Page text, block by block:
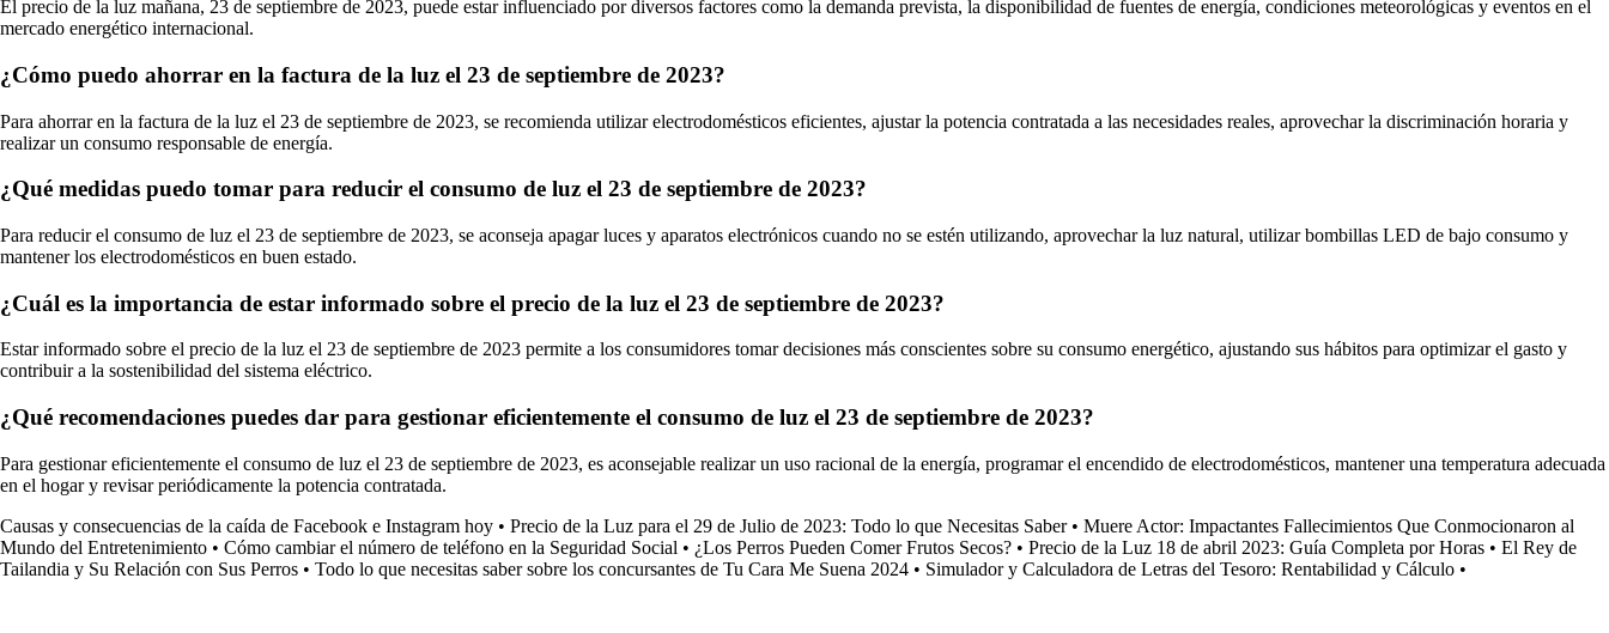
El precio de la luz mañana, 23 de septiembre de 2023, puede estar influenciado por diversos factores como la demanda prevista, la disponibilidad de fuentes de energía, condiciones meteorológicas y eventos en el
mercado energético internacional.
¿Cómo puedo ahorrar en la factura de la luz el 23 de septiembre de 2023?
Para ahorrar en la factura de la luz el 23 de septiembre de 2023, se recomienda utilizar electrodomésticos eficientes, ajustar la potencia contratada a las necesidades reales, aprovechar la discriminación horaria y
realizar un consumo responsable de energía.
¿Qué medidas puedo tomar para reducir el consumo de luz el 23 de septiembre de 2023?
Para reducir el consumo de luz el 23 de septiembre de 2023, se aconseja apagar luces y aparatos electrónicos cuando no se estén utilizando, aprovechar la luz natural, utilizar bombillas LED de bajo consumo y
mantener los electrodomésticos en buen estado.
¿Cuál es la importancia de estar informado sobre el precio de la luz el 23 de septiembre de 2023?
Estar informado sobre el precio de la luz el 23 de septiembre de 2023 permite a los consumidores tomar decisiones más conscientes sobre su consumo energético, ajustando sus hábitos para optimizar el gasto y
contribuir a la sostenibilidad del sistema eléctrico.
¿Qué recomendaciones puedes dar para gestionar eficientemente el consumo de luz el 23 de septiembre de 2023?
Para gestionar eficientemente el consumo de luz el 23 de septiembre de 2023, es aconsejable realizar un uso racional de la energía, programar el encendido de electrodomésticos, mantener una temperatura adecuada
en el hogar y revisar periódicamente la potencia contratada.
Causas y consecuencias de la caída de Facebook e Instagram hoy • Precio de la Luz para el 29 de Julio de 2023: Todo lo que Necesitas Saber• Muere Actor: Impactantes Fallecimientos Que Conmocionaron al
Mundo del Entretenimiento • Cómo cambiar el número de teléfono en la Seguridad Social • ¿Los Perros Pueden Comer Frutos Secos? • Precio de la Luz 18 de abril 2023: Guía Completa por Horas • El Rey de
Tailandia y Su Relación con Sus Perros • Todo lo que necesitas saber sobre los concursantes de Tu Cara Me Suena 2024 • Simulador y Calculadora de Letras del Tesoro: Rentabilidad y Cálculo •